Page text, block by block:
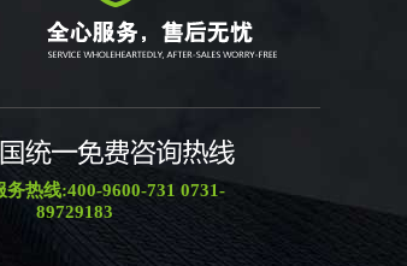
务热线:400-9600-731 0731-
89729183